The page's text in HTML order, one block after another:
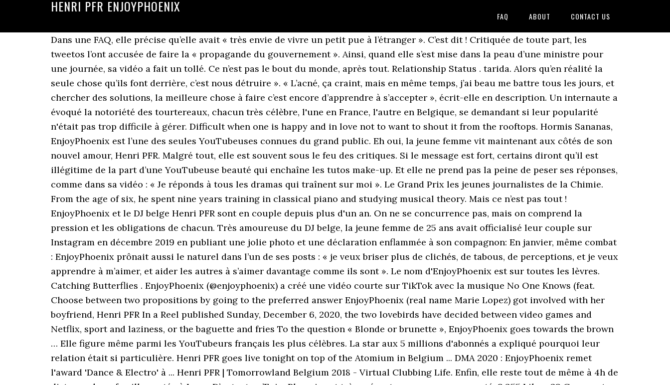
HENRI PFR ENJOYPHOENIX
FAQ ABOUT CONTACT US
Dans une FAQ, elle précise qu’elle avait « très envie de vivre un petit pue à l’étranger ». C’est dit ! Critiquée de toute part, les tweetos l’ont accusée de faire la « propagande du gouvernement ». Ainsi, quand elle s’est mise dans la peau d’une ministre pour une journée, sa vidéo a fait un tollé. Ce n’est pas le bout du monde, après tout. Relationship Status . tarida. Alors qu’en réalité la seule chose qu’ils font derrière, c’est nous détruire ». « L’acné, ça craint, mais en même temps, j’ai beau me battre tous les jours, et chercher des solutions, la meilleure chose à faire c’est encore d’apprendre à s’accepter », écrit-elle en description. Un internaute a évoqué la notoriété des tourtereaux, chacun très célèbre, l'une en France, l'autre en Belgique, se demandant si leur popularité n'était pas trop difficile à gérer. Difficult when one is happy and in love not to want to shout it from the rooftops. Hormis Sananas, EnjoyPhoenix est l’une des seules YouTubeuses connues du grand public. Eh oui, la jeune femme vit maintenant aux côtés de son nouvel amour, Henri PFR. Malgré tout, elle est souvent sous le feu des critiques. Si le message est fort, certains diront qu’il est illégitime de la part d’une YouTubeuse beauté qui enchaîne les tutos make-up. Et elle ne prend pas la peine de peser ses réponses, comme dans sa vidéo : « Je réponds à tous les dramas qui traînent sur moi ». Le Grand Prix les jeunes journalistes de la Chimie. From the age of six, he spent nine years training in classical piano and studying musical theory. Mais ce n’est pas tout ! EnjoyPhoenix et le DJ belge Henri PFR sont en couple depuis plus d'un an. On ne se concurrence pas, mais on comprend la pression et les obligations de chacun. Très amoureuse du DJ belge, la jeune femme de 25 ans avait officialisé leur couple sur Instagram en décembre 2019 en publiant une jolie photo et une déclaration enflammée à son compagnon: En janvier, même combat : EnjoyPhoenix prônait aussi le naturel dans l’un de ses posts : « je veux briser plus de clichés, de tabous, de perceptions, et je veux apprendre à m’aimer, et aider les autres à s’aimer davantage comme ils sont ». Le nom d'EnjoyPhoenix est sur toutes les lèvres. Catching Butterflies . EnjoyPhoenix (@enjoyphoenix) a créé une vidéo courte sur TikTok avec la musique No One Knows (feat. Choose between two propositions by going to the preferred answer EnjoyPhoenix (real name Marie Lopez) got involved with her boyfriend, Henri PFR In a Reel published Sunday, December 6, 2020, the two lovebirds have decided between video games and Netflix, sport and laziness, or the baguette and fries To the question « Blonde or brunette », EnjoyPhoenix goes towards the brown … Elle figure même parmi les YouTubeurs français les plus célèbres. La star aux 5 millions d'abonnés a expliqué pourquoi leur relation était si particulière. Henri PFR goes live tonight on top of the Atomium in Belgium ... DMA 2020 : EnjoyPhoenix remet l'award 'Dance & Electro' à ... Henri PFR | Tomorrowland Belgium 2018 - Virtual Clubbing Life. Enfin, elle reste tout de même à 4h de distance de sa famille, restée à Lyon. D’autant qu’EnjoyPhoenix est très présente pour sa communauté. 9,355 Likes, 29 Comments - Henri PFR (@henripfr) on Instagram: “What a pleasure to be back on stage Definitely, Switzerland will never disappoint me • #show…” EnjoyPhoenix confirmed to have been remunerated for carrying out its emission “T’as pas du gloss?” for Gemey Maybelline which is the brand of the L’Oreal group. Depuis ses débuts, les haters sont peu amènes avec elle. Elles seront Ã©galement utilisÃ©es sous rÃ©serve des options souscrites, Ã des fins de ciblage publicitaire. Il faut dire qu’on en attend souvent beaucoup d’une femme sur YouTube, surtout si elle a commencé avec des tuto beauté. Marie Lopez is currently in a relationship with Henri PFR. 5m Followers, 394 Following, 1,662 Posts - See Instagram photos and videos from Marie Lopez (@enjoyphoenix) toutfilm April 24, 2020. EnjoyPhoenix n'est plus un coeur à prendre. Entre buzz et acceptation de soi, la petite amie d'Henri PFR fait beaucoup parler d'elle. 25.7k Likes, 190 Comments - Henri PFR (@henripfr) on Instagram: “Listen to my @spotify playlist « SUNDAY VIBES » for a perfect Sunday • PS : Swipe right to see me…” jeffrey jey. Depuis, l'ex-candidate de Danse avec les Stars a quitté sa ville de Lyon pour emménager avec le musicien en Belgique. Une décision pour le moins surprenante. It was around the age of fourteen that young Peiffer first became interested in electronic music. Pourtant, la star ne cesse de faire le badbuzz. Chose à laquelle elle répond sans détour, sur Snapchat : « Je comprends pas trop… C’est des gens qui ne te connaissent pas et qui sortent les choses de leur contexte. C'est vraiment le meilleur combo", a assuré l'influenceuse. Ce dernier aurait pu la rejoindre à Lyon… Pourtant, la belle brune préfère que ce soit le contraire. robin schulz / henri pfr feat. Ensemble dans l’appartement lyonnais de la blogueuse, les amoureux partagent leur quotidien confiné sur les réseaux sociaux. Elle a pourtant commencé à une époque où les tutos maquillage étaient peu connus en France. Henri Pfr. "Aujourd'hui je suis la plus heureuse, parce que je vis ma meilleure vie avec cette personne qui est à la fois mon mec mais aussi mon meilleur ami, et même si vous n'allez pas le voir souvent, j'avais quand même envie de poster cette photo que j'aime tant". 01. Chiara Castelli). Si la YouTubeuse reste discrète sur sa vie privée, elle a néanmoins fait quelques révélations sur la passion qui les animes à ses fans ! Entre son acné assumée et sa relation avec Henri PFR… retour sur la vie de Marie Lopez. Si la YouTubeuse reste discrète sur sa vie privée, elle a néanmoins fait quelques révélations sur la passion qui les anime à ses fans ! À croire que les critiques acerbes de ses détracteurs sont une raison de plus pour qu’elle ne quitte la France définitivement. « Je ne ressens pas le besoin de voir beaucoup ma famille. Preuve qu’ elle continue de tordre le cou aux complexes, envers et contre tous. All Rights Reserved. Il faut dire que la vie d’EnjoyPhoenix n’a pas été un long fleuve tranquille. Une vie à deux que les tourtereaux partagent de temps en temps sur leurs réseaux sociaux respectifs, tout en faisant attention à garder leur jardin secret. robin schulz henri pfr remix. In his last YouTube video, When the meetings subscribers saw the nightmare, published on 20 June 2020, Enjoyphoenix said he was harassed by a dangerous pervert following the release of her first book #EnjoyMarie in 2015. Entre EnjoyPhoenix et Henri PFR, c'est (apparemment) une histoire d'amour qui roule !La youtubeuse lyonnaise de 24 ans, Marie Lopez de son vrai nom, était accompagnée ce … EnjoyPhoenix pèse dans le YouTube Game. Malgré cela, on l’accuse d’avoir « amplifié » ces histoires « sur YouTube pour faire des vues, pour buzzer là-dessus, pour te faire mousser », comme elle l’a dit au micro de JohanPapz un an plus tôt. En témoigne l’un de ses derniers posts Instagram. Les informations recueillies sont destinées à CCM Benchmark Group pour vous assurer l'envoi de votre newsletter. On lui reproche d’ailleurs d’être hautaine avec sa communauté. Elle a aussi été harcelée , plus jeune. Elles seront également utilisées sous réserve des options souscrites, à des fins de ciblage publicitaire. Voilà la recette du bonheur selon EnjoyPhoenix ! TrÃ¨s amoureuse du DJ belge , la jeune femme de 25 ans avait officialisÃ© leur couple sur Instagram en dÃ©cembre 2019 en publiant... Les informations recueillies sont destinÃ©es Ã CCM Benchmark Group pour vous assurer l'envoi de votre newsletter. Je ne vois pas l’intérêt de suivre comme ça des YouTubeurs à un salon et faire genre ils s’intéressent à ce qu’on fait. EnjoyPhoenix, the famous blogger and videographer, was announced a few weeks ago wanting to get away a little bit of social networking. Le 18 avril 2020, la jolie br Partager sur Marie Lopez alias EnjoyPhoenix a débuté une nouvelle vie en Belgique aux côtés de son amoureux, le DJ Henri PFR. EnjoyPhoenix confinée avec Henri PFR : tendre photo des amoureux. Merci merci merci 稜 Hier j’ai joué à @elektric_park et à @electro_pool_party et c’était le feuuuu Commente un emoji représentant un animal marin si t’étais là ! Le nom d'EnjoyPhoenix est sur toutes les lèvres. Une chose contre laquelle elle se bat aujourd’hui. Dans le paysage YouTube en France, les têtes se comptent sur les doigts de la main. EnjoyPhoenix, en couple avec un cÃ©lÃ¨bre DJÂ : confidences amoureuses. D’autant que l’acné n’est pas le seul souci auquel elle a fait face. Henri Peiffer (born 26 September 1995; Brussels), known professionally as Henri PFR, is a Belgian DJ, musician and composer. EnjoyPhoenix pèse dans le YouTube Game. Fuit-elle la France pour fuir ses haters ? (adsbygoogle = window.adsbygoogle || []).push({}); © 2020 MCE Ma Chaine Etudiante. Chill House, Summer House, Deep House, Blablabla House DJ Producer from Belgium. Une remarque qui a fait réagir l’intéressée au quart de tour. Je suis comme ça depuis toujours ». Writer: Henri Pfr / Composers: Henri Pfr - Thom Bridges - Scott Effman - Caroline Pennell (P) 2018 Henri Peiffer / Sony Music Entertainment Belgium NV/SA 22-06-2018 Catching Butterflies. EnjoyPhoenix s’est lassée de la France. Au point où le lynchage devient systématique. A post shared by Marie Lopez (@enjoyphoenix). Early life and career. Je trouve les gens gentils, je trouve les gens pas compliqués. Entre buzz et acceptation de soi, la petite amie d'Henri PFR fait beaucoup parler d'elle. En savoir plus sur notre politique de confidentialité. Ce mercredi 18 mars, EnjoyPhoenix soufflera sa 25e bougie ! Qui est Henri PFR, le nouveau copain d'EnjoyPhoenix Son couple survivra-t-il à cette période inédite ? À chaque polémique, EnjoyPhoenix sait répliquer. PHOTOS. Nos clients préférés: Ils nous ont fait confiance ! Quitter la France, c’est aussi laisser cela d